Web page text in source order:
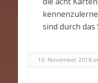
sind durch das
16. November 2018